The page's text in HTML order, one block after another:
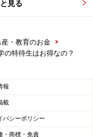
20万円）×3年＝175
年次以降53万8000円
すると、63万8000円
万4000円も負担減に
業料48万円、教育充
見る
・教育のお金
>
の特待生はお得なの？
報
載
バシーポリシー
・商標・免責